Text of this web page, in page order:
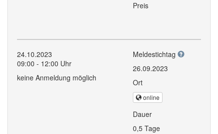
Preis
24.10.2023
09:00 - 12:00 Uhr
keine Anmeldung möglich
Meldestichtag
26.09.2023
Ort
online
Dauer
0,5 Tage